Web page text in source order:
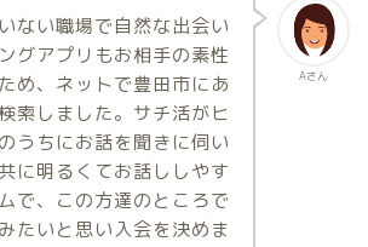
Aさん
ない職場で自然な出会い
グアプリもお相手の素性
め、ネットで豊田市にあ
索しました。サチ活がヒ
うちにお話を聞きに伺い
に明るくてお話ししやす
で、この方達のところで
たいと思い入会を決めま